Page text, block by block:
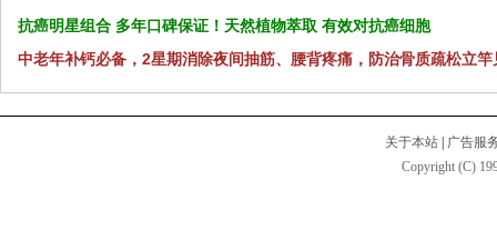
抗癌明星组合 多年口碑保证！天然植物萃取 有效对抗癌细胞
中老年补钙必备，2星期消除夜间抽筋、腰背疼痛，防治骨质疏松立竿
关于本站
广告服
Copyright (C)